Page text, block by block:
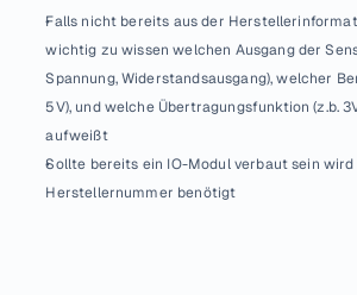
Falls nicht bereits aus der
wichtig zu wissen welchen Ausgang der
Spannung, Widerstandsausgang), welcher
5V), und welche Übertragungsfunktion (z.b.
aufweißt
Sollte bereits ein IO-Modul verbaut sein
Herstellernummer benötigt